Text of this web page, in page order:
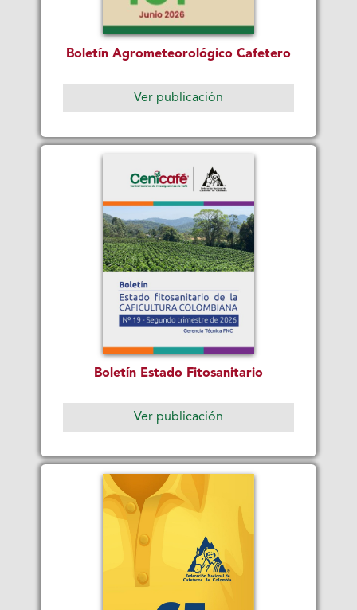
Boletín Agrometeorológico Cafetero
Ver publicación
Boletín Estado Fitosanitario
Ver publicación